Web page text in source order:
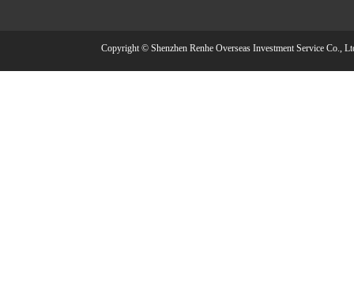
Copyright © Shenzhen Renhe Overseas Investment Service Co.,